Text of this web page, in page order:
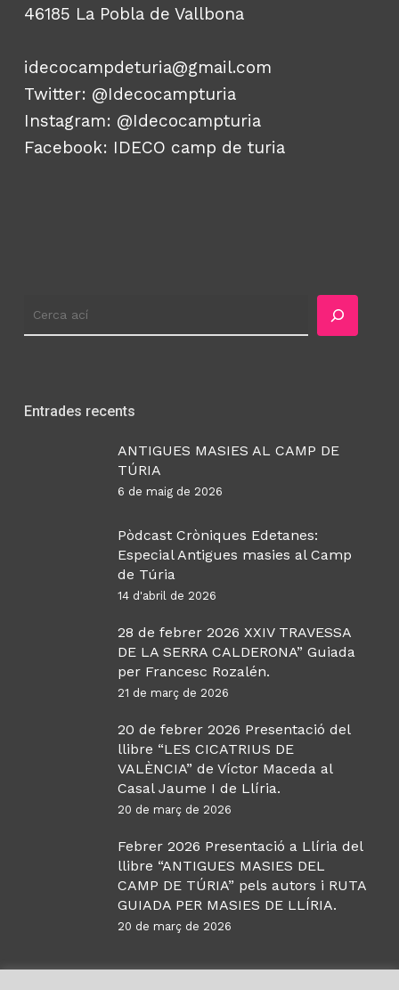
46185 La Pobla de Vallbona
idecocampdeturia@gmail.com
Twitter: @Idecocampturia
Instagram: @Idecocampturia
Facebook: IDECO camp de turia
Cercador
Entrades recents
ANTIGUES MASIES AL CAMP DE
TÚRIA
6 de maig de 2026
Pòdcast Cròniques Edetanes:
Especial Antigues masies al Camp
de Túria
14 d'abril de 2026
28 de febrer 2026 XXIV TRAVESSA
DE LA SERRA CALDERONA” Guiada
per Francesc Rozalén.
21 de març de 2026
20 de febrer 2026 Presentació del
llibre “LES CICATRIUS DE
VALÈNCIA” de Víctor Maceda al
Casal Jaume I de Llíria.
20 de març de 2026
Febrer 2026 Presentació a Llíria del
llibre “ANTIGUES MASIES DEL
CAMP DE TÚRIA” pels autors i RUTA
GUIADA PER MASIES DE LLÍRIA.
20 de març de 2026